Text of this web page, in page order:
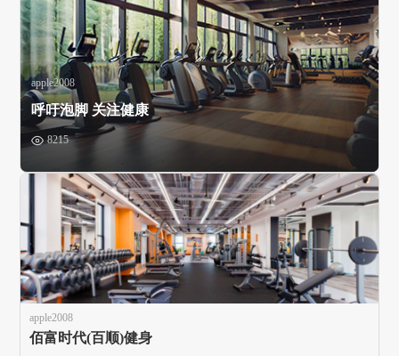
apple2008
呼吁泡脚 关注健康
8215
apple2008
佰富时代(百顺)健身